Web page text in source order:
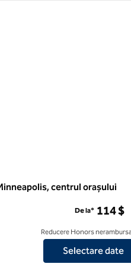
centrul orașului
Home2 Suites by Hilton
De la* 114 $
Reducere Honors
Selectare date